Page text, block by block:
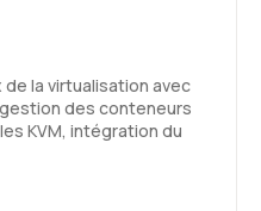
Le 06/05/2026
la virtualisation avec
des conteneurs
KVM, intégration du